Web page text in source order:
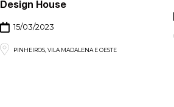
Design House
15/03/2023
PINHEIROS, VILA MADALENA E OESTE